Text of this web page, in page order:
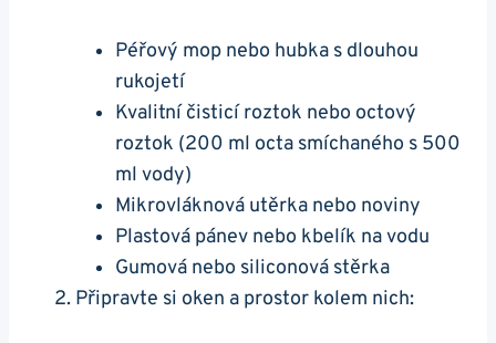
Péřový mop nebo hubka s dlouhou
rukojetí
Kvalitní čisticí roztok nebo octový
roztok (200 ml octa smíchaného s 500
ml vody)
Mikrovláknová utěrka nebo noviny
Plastová pánev nebo kbelík na vodu
Gumová nebo siliconová stěrka
Připravte si oken a prostor kolem nich: